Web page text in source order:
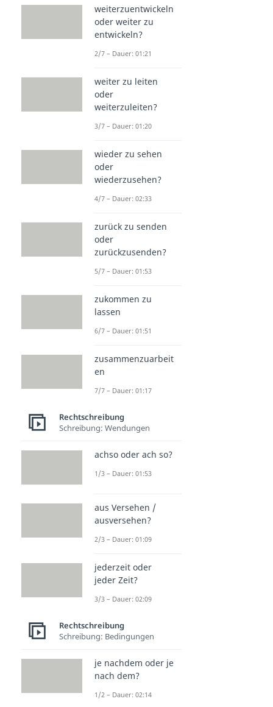
weiterzuentwickeln
oder weiter zu
entwickeln?
2/7 – Dauer: 01:21
weiter zu leiten
oder
weiterzuleiten?
3/7 – Dauer: 01:20
wieder zu sehen
oder
wiederzusehen?
4/7 – Dauer: 02:33
zurück zu senden
oder
zurückzusenden?
5/7 – Dauer: 01:53
zukommen zu
lassen
6/7 – Dauer: 01:51
zusammenzuarbeit
en
7/7 – Dauer: 01:17
Rechtschreibung
Schreibung: Wendungen
achso oder ach so?
1/3 – Dauer: 01:53
aus Versehen /
ausversehen?
2/3 – Dauer: 01:09
jederzeit oder
jeder Zeit?
3/3 – Dauer: 02:09
Rechtschreibung
Schreibung: Bedingungen
je nachdem oder je
nach dem?
1/2 – Dauer: 02:14